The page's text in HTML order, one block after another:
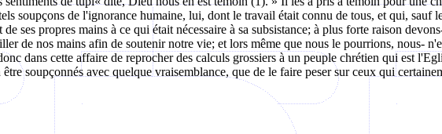
soupçons de l'ignorance humaine, lui, dont le travail était connu de tous, et qui, sauf
ses propres mains à ce qui était nécessaire à sa subsistance; à plus forte raison
de nos mains afin de soutenir notre vie; et lors même que nous le pourrions, nous-
dans cette affaire de reprocher des calculs grossiers à un peuple chrétien qui est
soupçonnés avec quelque vraisemblance, que de le faire peser sur ceux qui